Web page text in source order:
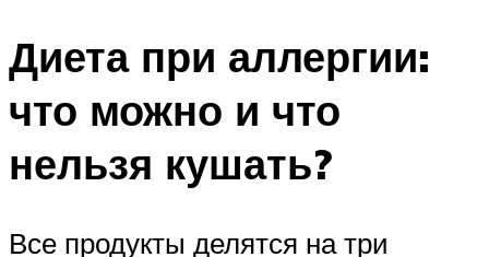
Диета при аллергии:
что можно и что
нельзя кушать?
Все продукты делятся на три